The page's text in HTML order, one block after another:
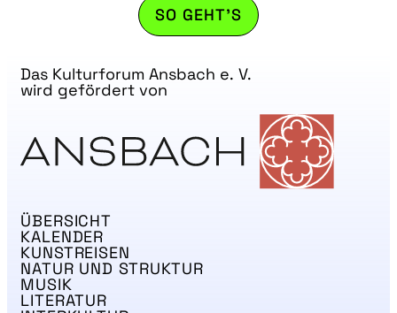
SO GEHT'S
ÜBERSICHT
KALENDER
KUNSTREISEN
NATUR UND STRUKTUR
MUSIK
LITERATUR
Das Kulturforum Ansbach e. V.
wird gefördert von